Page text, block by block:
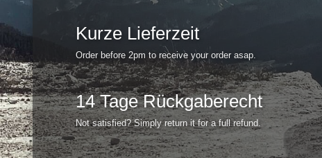
Kurze Lieferzeit
Order before 2pm to receive your order asap.
14 Tage Rückgaberecht
Not satisfied? Simply return it for a full refund.